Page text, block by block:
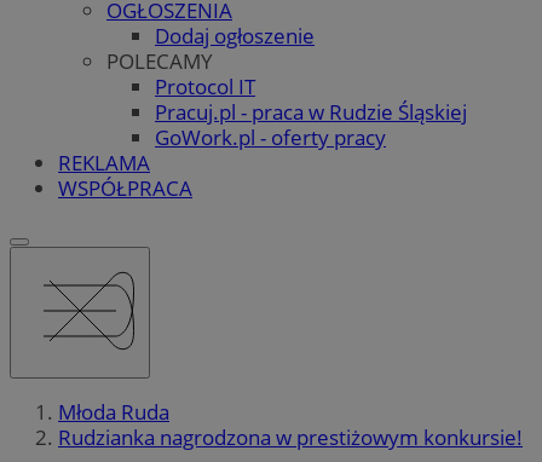
OGŁOSZENIA
Dodaj ogłoszenie
POLECAMY
Protocol IT
Pracuj.pl - praca w Rudzie Śląskiej
GoWork.pl - oferty pracy
REKLAMA
WSPÓŁPRACA
Młoda Ruda
Rudzianka nagrodzona w prestiżowym konkursie!